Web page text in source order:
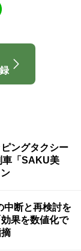
ングタクシー
「SAKU美
中断と再検討を
果を数値化で